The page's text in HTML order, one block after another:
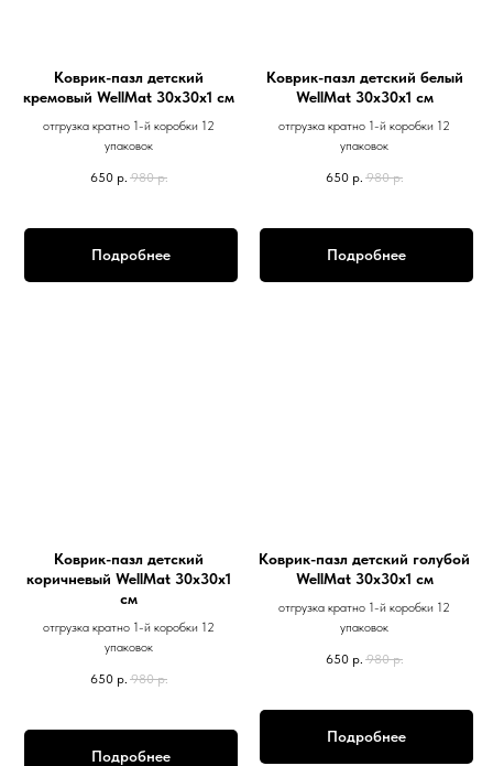
Коврик-пазл детский
кремовый WellMat 30х30х1 см
отгрузка кратно 1-й коробки 12
упаковок
650 р. 980 р.
Подробнее
Коврик-пазл детский белый
WellMat 30х30х1 см
отгрузка кратно 1-й коробки 12
упаковок
650 р. 980 р.
Подробнее
Коврик-пазл детский
коричневый WellMat 30х30х1
см
отгрузка кратно 1-й коробки 12
упаковок
650 р. 980 р.
Подробнее
Коврик-пазл детский голубой
WellMat 30х30х1 см
отгрузка кратно 1-й коробки 12
упаковок
650 р. 980 р.
Подробнее